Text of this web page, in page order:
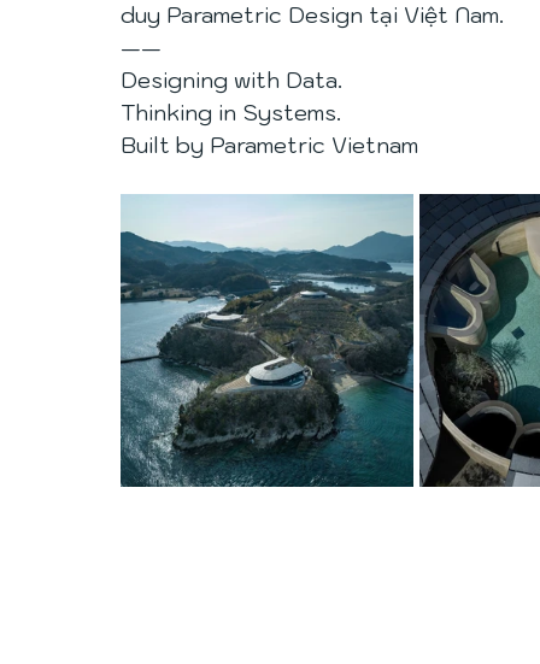
duy Parametric Design tại Việt Nam.
——
Designing with Data.
Thinking in Systems.
Built by Parametric Vietnam